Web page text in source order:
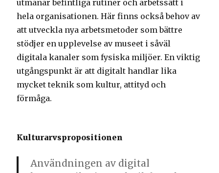
utmanar befintliga rutiner och arbetssätt i
hela organisationen. Här finns också behov av
att utveckla nya arbetsmetoder som bättre
stödjer en upplevelse av museet i såväl
digitala kanaler som fysiska miljöer. En viktig
utgångspunkt är att digitalt handlar lika
mycket teknik som kultur, attityd och
förmåga.
Kulturarvspropositionen
Användningen av digital